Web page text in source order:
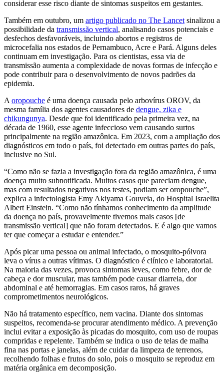
considerar esse risco diante de sintomas suspeitos em gestantes.
Também em outubro, um artigo publicado no The Lancet sinalizou a
possibilidade da transmissão vertical, analisando casos potenciais e
desfechos desfavoráveis, incluindo abortos e registros de
microcefalia nos estados de Pernambuco, Acre e Pará. Alguns deles
continuam em investigação. Para os cientistas, essa via de
transmissão aumenta a complexidade de novas formas de infecção e
pode contribuir para o desenvolvimento de novos padrões da
epidemia.
A oropouche é uma doença causada pelo arbovírus OROV, da
mesma família dos agentes causadores de dengue, zika e
chikungunya. Desde que foi identificado pela primeira vez, na
década de 1960, esse agente infeccioso vem causando surtos
principalmente na região amazônica. Em 2023, com a ampliação dos
diagnósticos em todo o país, foi detectado em outras partes do país,
inclusive no Sul.
“Como não se fazia a investigação fora da região amazônica, é uma
doença muito subnotificada. Muitos casos que pareciam dengue,
mas com resultados negativos nos testes, podiam ser oropouche”,
explica a infectologista Emy Akiyama Gouveia, do Hospital Israelita
Albert Einstein. “Como não tínhamos conhecimento da amplitude
da doença no país, provavelmente tivemos mais casos [de
transmissão vertical] que não foram detectados. E é algo que vamos
ter que começar a estudar e entender.”
Após picar uma pessoa ou animal infectado, o mosquito-pólvora
leva o vírus a outras vítimas. O diagnóstico é clínico e laboratorial.
Na maioria das vezes, provoca sintomas leves, como febre, dor de
cabeça e dor muscular, mas também pode causar diarreia, dor
abdominal e até hemorragias. Em casos raros, há graves
comprometimentos neurológicos.
Não há tratamento específico, nem vacina. Diante dos sintomas
suspeitos, recomenda-se procurar atendimento médico. A prevenção
inclui evitar a exposição às picadas do mosquito, com uso de roupas
compridas e repelente. Também se indica o uso de telas de malha
fina nas portas e janelas, além de cuidar da limpeza de terrenos,
recolhendo folhas e frutos do solo, pois o mosquito se reproduz em
matéria orgânica em decomposição.